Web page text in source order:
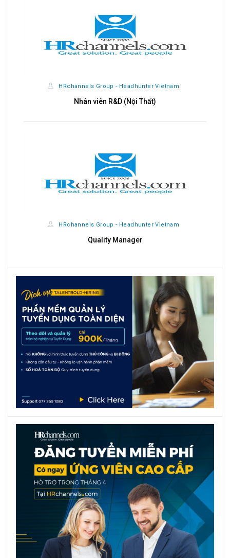
HRchannels Group - Headhunter Vietnam
Nhân viên R&D (Nội Thất)
HRchannels Group - Headhunter Vietnam
Quality Manager